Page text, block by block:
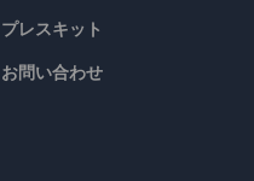
プレスキット
お問い合わせ